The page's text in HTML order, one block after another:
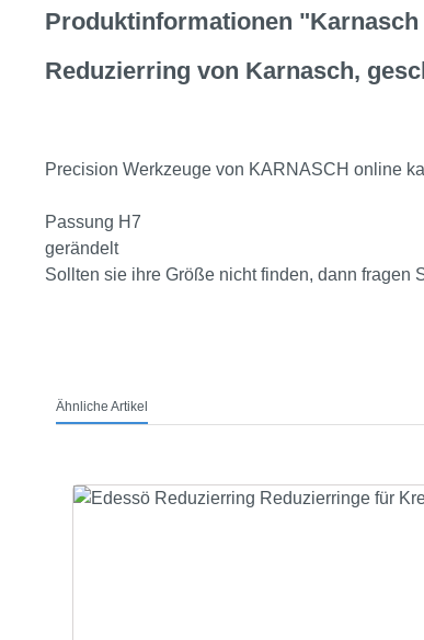
Produktinformationen
Reduzierring von Karnasch,
Precision Werkzeuge von KARNASCH online
Passung H7
gerändelt
Sollten sie ihre Größe nicht finden, dann fragen
Ähnliche Artikel